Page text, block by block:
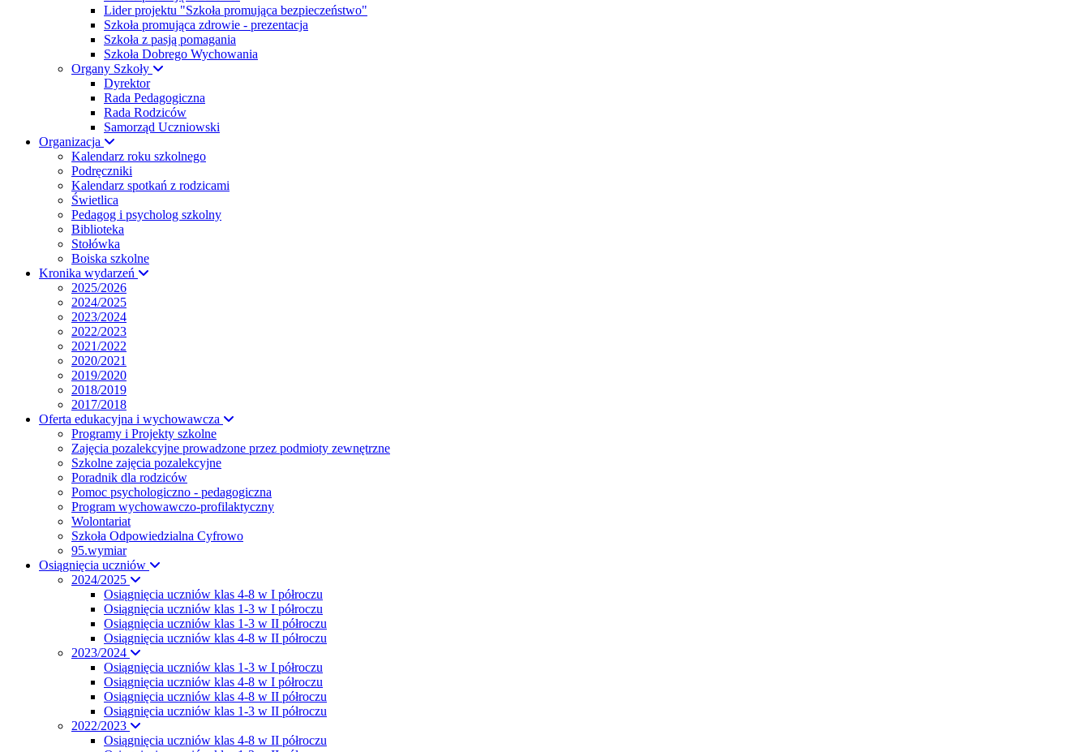
Lider projektu "Szkoła promująca bezpieczeństwo"
Szkoła promująca zdrowie - prezentacja
Szkoła z pasją pomagania
Szkoła Dobrego Wychowania
Organy Szkoły
Dyrektor
Rada Pedagogiczna
Rada Rodziców
Samorząd Uczniowski
Organizacja
Kalendarz roku szkolnego
Podręczniki
Kalendarz spotkań z rodzicami
Świetlica
Pedagog i psycholog szkolny
Biblioteka
Stołówka
Boiska szkolne
Kronika wydarzeń
2025/2026
2024/2025
2023/2024
2022/2023
2021/2022
2020/2021
2019/2020
2018/2019
2017/2018
Oferta edukacyjna i wychowawcza
Programy i Projekty szkolne
Zajęcia pozalekcyjne prowadzone przez podmioty zewnętrzne
Szkolne zajęcia pozalekcyjne
Poradnik dla rodziców
Pomoc psychologiczno - pedagogiczna
Program wychowawczo-profilaktyczny
Wolontariat
Szkoła Odpowiedzialna Cyfrowo
95.wymiar
Osiągnięcia uczniów
2024/2025
Osiągnięcia uczniów klas 4-8 w I półroczu
Osiągnięcia uczniów klas 1-3 w I półroczu
Osiągnięcia uczniów klas 1-3 w II półroczu
Osiągnięcia uczniów klas 4-8 w II półroczu
2023/2024
Osiągnięcia uczniów klas 1-3 w I półroczu
Osiągnięcia uczniów klas 4-8 w I półroczu
Osiągnięcia uczniów klas 4-8 w II półroczu
Osiągnięcia uczniów klas 1-3 w II półroczu
2022/2023
Osiągnięcia uczniów klas 4-8 w II półroczu